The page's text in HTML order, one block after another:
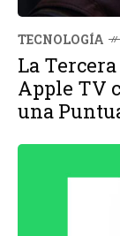
TECNOLOGÍA
La
Apple TV
una